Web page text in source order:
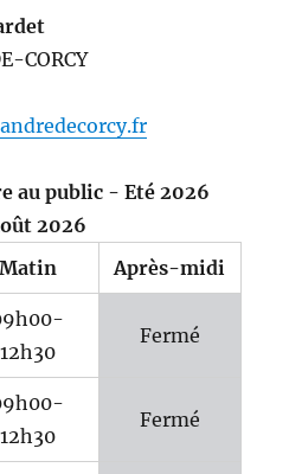
CORCY
au public - Eté 2026
2026
Matin
Après-midi
12h30
Fermé
12h30
Fermé